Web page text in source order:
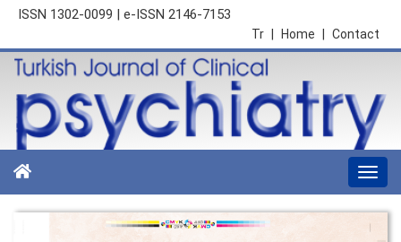
ISSN 1302-0099 | e-ISSN 2146-7153
Contact
Home
Tr